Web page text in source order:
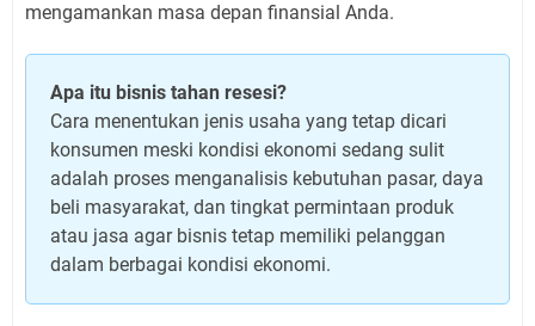
mengamankan masa depan finansial Anda.
Apa itu bisnis tahan resesi?
Cara menentukan jenis usaha yang tetap dicari
konsumen meski kondisi ekonomi sedang sulit
adalah proses menganalisis kebutuhan pasar, daya
beli masyarakat, dan tingkat permintaan produk
atau jasa agar bisnis tetap memiliki pelanggan
dalam berbagai kondisi ekonomi.